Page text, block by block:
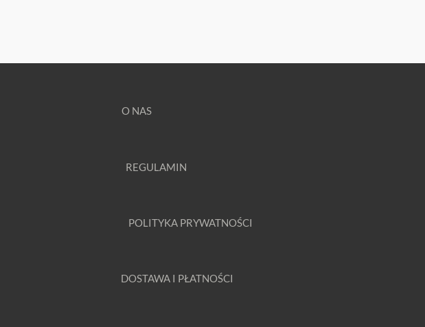
O NAS
REGULAMIN
POLITYKA PRYWATNOŚCI
DOSTAWA I PŁATNOŚCI